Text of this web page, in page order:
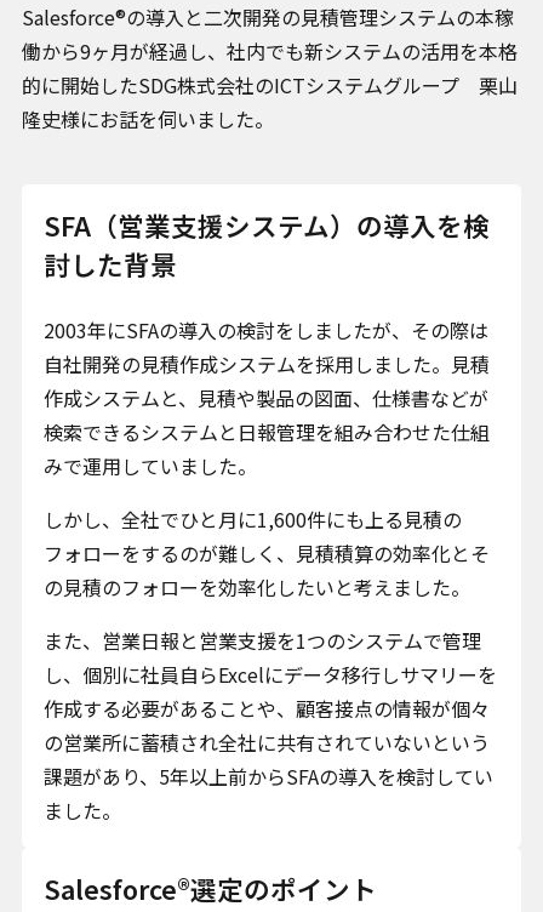
情報セキュリティ方針
サイトマップ
Salesforce®の導入と二次開発の見積管理システムの本稼
働から9ヶ月が経過し、社内でも新システムの活用を本格
的に開始したSDG株式会社のICTシステムグループ 栗山
隆史様にお話を伺いました。
SFA（営業支援システム）の導入を検
討した背景
2003年にSFAの導入の検討をしましたが、その際は
自社開発の見積作成システムを採用しました。見積
作成システムと、見積や製品の図面、仕様書などが
検索できるシステムと日報管理を組み合わせた仕組
みで運用していました。
しかし、全社でひと月に1,600件にも上る見積の
フォローをするのが難しく、見積積算の効率化とそ
の見積のフォローを効率化したいと考えました。
また、営業日報と営業支援を1つのシステムで管理
し、個別に社員自らExcelにデータ移行しサマリーを
作成する必要があることや、顧客接点の情報が個々
の営業所に蓄積され全社に共有されていないという
課題があり、5年以上前からSFAの導入を検討してい
ました。
Salesforce®選定のポイント